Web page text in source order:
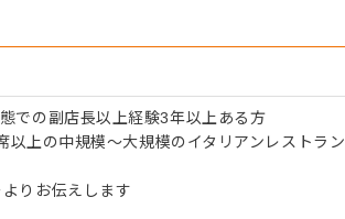
での副店長以上経験3年以上ある方
上の中規模～大規模のイタリアンレストラ
りお伝えします